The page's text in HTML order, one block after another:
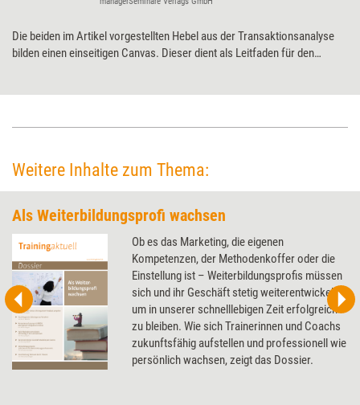
Die beiden im Artikel vorgestellten Hebel aus der Transaktionsanalyse
bilden einen einseitigen Canvas. Dieser dient als Leitfaden für den
Weitere Inhalte zum Thema:
Als Weiterbildungsprofi wachsen
Ob es das Marketing, die eigenen
Kompetenzen, der Methodenkoffer oder die
Einstellung ist – Weiterbildungsprofis müssen
sich und ihr Geschäft stetig weiterentwickeln,
um in unserer schnelllebigen Zeit erfolgreich
zu bleiben. Wie sich Trainerinnen und Coachs
zukunftsfähig aufstellen und professionell wie
persönlich wachsen, zeigt das Dossier.